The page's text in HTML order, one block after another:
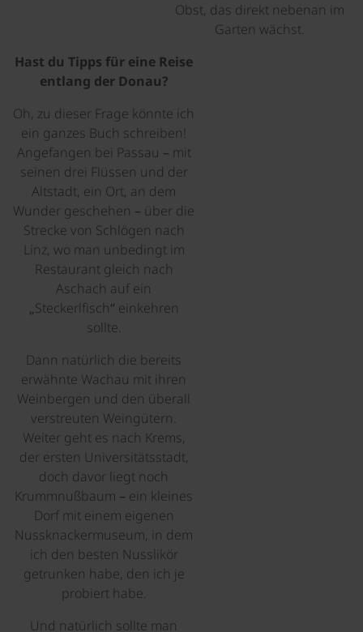
Obst, das direkt nebenan im
Garten wächst.
Hast du Tipps für eine Reise
entlang der Donau?
Oh, zu dieser Frage könnte ich
ein ganzes Buch schreiben!
Angefangen bei Passau – mit
seinen drei Flüssen und der
Altstadt, ein Ort, an dem
Wunder geschehen – über die
Strecke von Schlögen nach
Linz, wo man unbedingt im
Restaurant gleich nach
Aschach auf ein
„Steckerlfisch“ einkehren
sollte.
Dann natürlich die bereits
erwähnte Wachau mit ihren
Weinbergen und den überall
verstreuten Weingütern.
Weiter geht es nach Krems,
der ersten Universitätsstadt,
doch davor liegt noch
Krummnußbaum – ein kleines
Dorf mit einem eigenen
Nussknackermuseum, in dem
ich den besten Nusslikör
getrunken habe, den ich je
probiert habe.
Und natürlich sollte man